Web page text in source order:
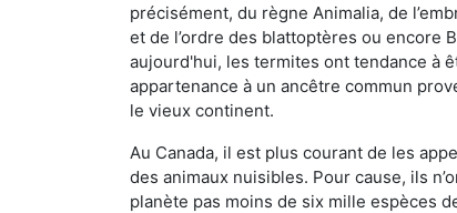
précisément, du règne Animalia, de
et de l’ordre des blattoptères ou encore
aujourd'hui, les termites ont tendance à
appartenance à un ancêtre commun
le vieux continent.
Au Canada, il est plus courant de les
des animaux nuisibles. Pour cause, ils
planète pas moins de six mille espèces